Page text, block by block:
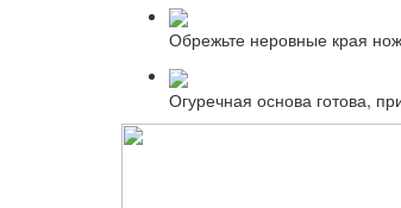
Обрежьте неровные края
Огуречная основа готова,